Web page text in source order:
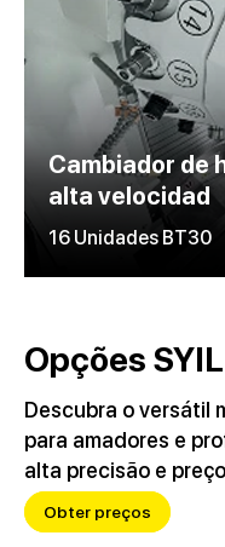
Cambiador de
alta velocidad
16 Unidades BT30
Opções
Descubra o versátil
para amadores e
alta precisão e
Obter preços